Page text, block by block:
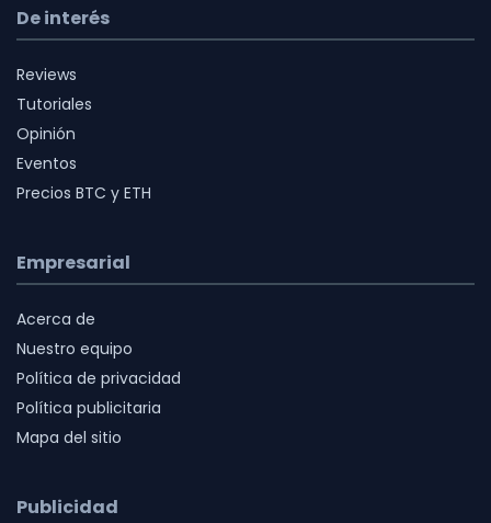
De interés
Reviews
Tutoriales
Opinión
Eventos
Precios BTC y ETH
Empresarial
Acerca de
Nuestro equipo
Política de privacidad
Política publicitaria
Mapa del sitio
Publicidad